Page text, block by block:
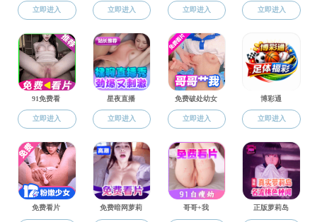
教授/研究员
郭 萍 陈 来 张其成 黄玉顺
曾振宇 杨朝明 沈顺福 翟奎凤
徐庆文 赵卫东
副教授/副研究员
陈晨捷 李 琳 李富强